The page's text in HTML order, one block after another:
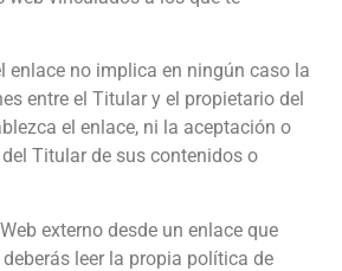
enlace no implica en ningún caso la
entre el Titular y el propietario del
el enlace, ni la aceptación o
Titular de sus contenidos o
externo desde un enlace que
leer la propia política de